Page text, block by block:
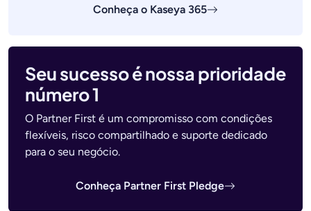
Conheça o Kaseya 365
Seu sucesso é nossa prioridade
número 1
O Partner First é um compromisso com condições
flexíveis, risco compartilhado e suporte dedicado
para o seu negócio.
Conheça Partner First Pledge